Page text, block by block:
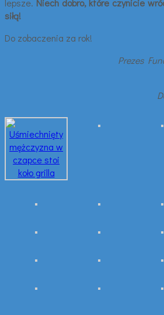
lepsze. Niech dobro, które czynicie
siłą!
Do zobaczenia za rok!
Prezes